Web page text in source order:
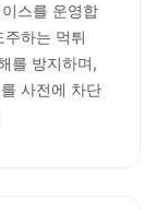
스를 운영합
하는 먹튀
를 방지하며,
사전에 차단